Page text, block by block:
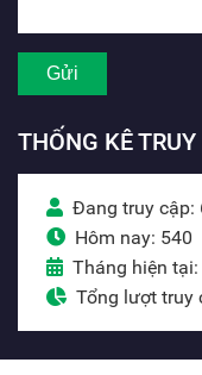
THỐNG KÊ
Đang truy cập:
Hôm nay: 540
Tháng hiện
Tổng lượt truy